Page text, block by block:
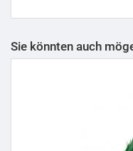
Sie könnten auch